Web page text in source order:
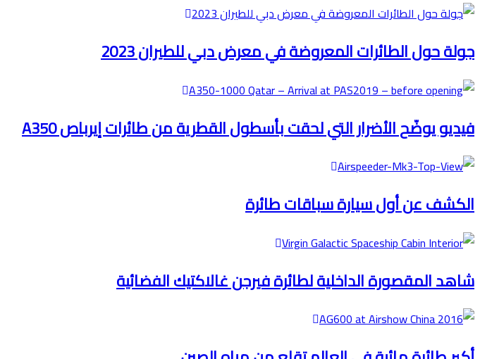
جولة حول الطائرات المعروضة في معرض دبي للطيران 2023
فيديو يوضّح الأضرار التي لحقت بأسطول القطرية من طائرات إيرباص A350
الكشف عن أول سيارة سباقات طائرة
شاهد المقصورة الداخلية لطائرة فيرجن غالاكتيك الفضائية